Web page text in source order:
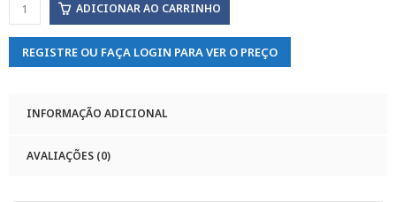
ADICIONAR AO CARRINHO
REGISTRE OU FAÇA LOGIN PARA VER O PREÇO
INFORMAÇÃO ADICIONAL
AVALIAÇÕES (0)